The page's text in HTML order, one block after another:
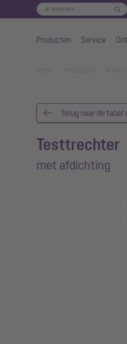
Producten Service
Terug naar de
Testtrechter
met afdichting